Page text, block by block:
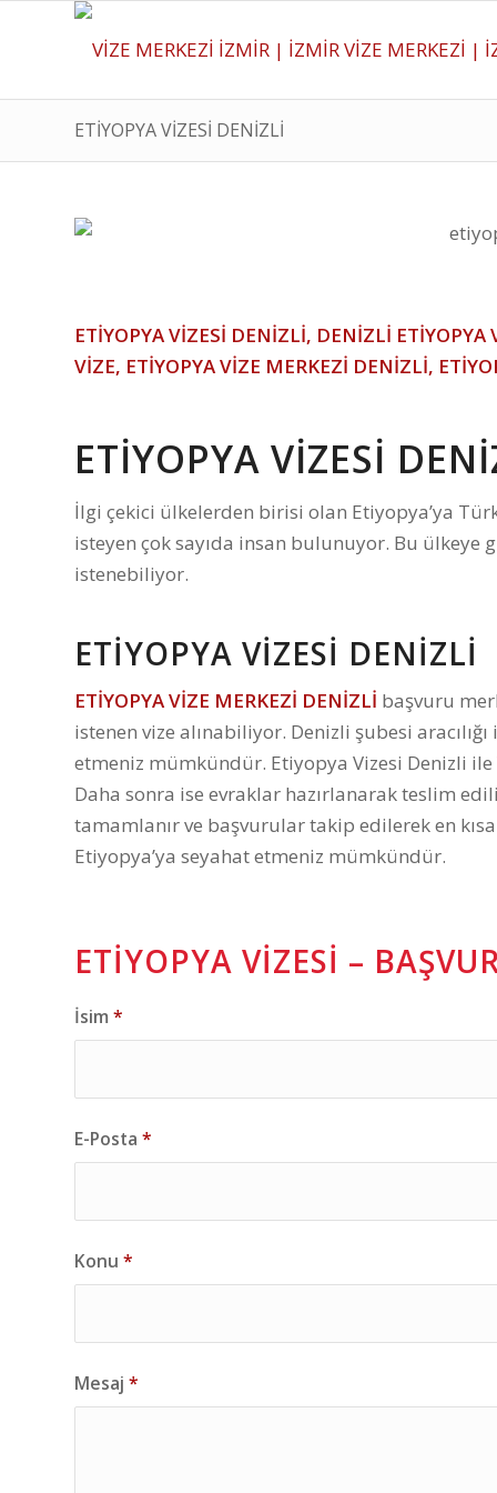
ETİYOPYA VİZESİ DENİZLİ
ETİYOPYA VİZESİ DENİZLİ, DENİZLİ ETİYOPYA
VİZE, ETİYOPYA VİZE MERKEZİ DENİZLİ,
ETİYOPYA VİZESİ
İlgi çekici ülkelerden birisi olan Etiyopya’ya
isteyen çok sayıda insan bulunuyor. Bu ülkeye
istenebiliyor.
ETİYOPYA VİZESİ DENİZLİ
ETİYOPYA VİZE MERKEZİ DENİZLİ başvuru
istenen vize alınabiliyor. Denizli şubesi
etmeniz mümkündür. Etiyopya Vizesi Denizli ile
Daha sonra ise evraklar hazırlanarak teslim
tamamlanır ve başvurular takip edilerek en
Etiyopya’ya seyahat etmeniz mümkündür.
ETIYOPYA VIZESI –
İsim*
E-Posta *
Konu *
Mesaj *